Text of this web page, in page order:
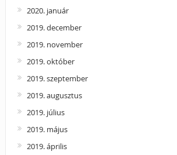
2020. január
2019. december
2019. november
2019. október
2019. szeptember
2019. augusztus
2019. július
2019. május
2019. április